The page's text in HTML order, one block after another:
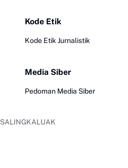
Kode Etik
Kode Etik Jurnalistik
Media Siber
Pedoman Media Siber
SALINGKALUAK